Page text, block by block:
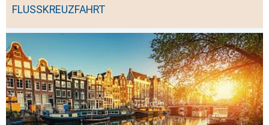
FLUSSKREUZFAHRT